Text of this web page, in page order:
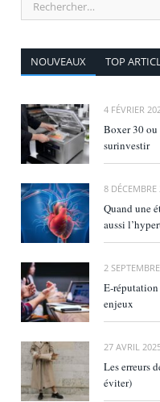
NOUVEAUX TOP
4 FÉVRIER
Boxer 30
surinvestir
8 DÉCEMBRE
Quand une
aussi
2
enjeux
27 AVRIL
Les erreurs
éviter)